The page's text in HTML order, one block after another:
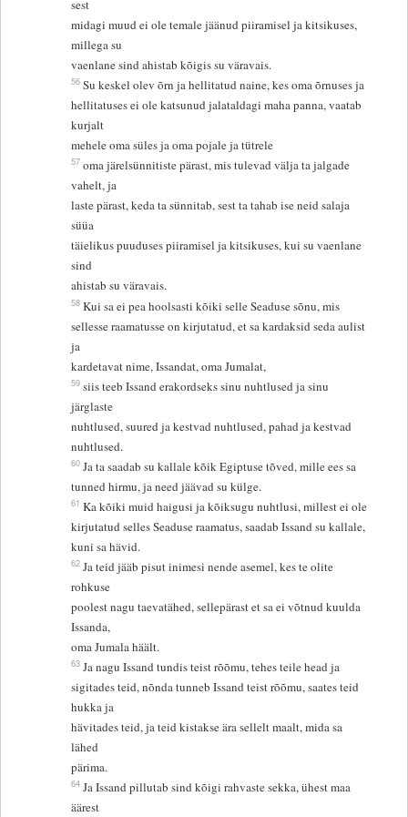
sest
midagi muud ei ole temale jäänud piiramisel ja kitsikuses,
millega su
vaenlane sind ahistab kõigis su väravais.
56 Su keskel olev õrn ja hellitatud naine, kes oma õrnuses ja
hellitatuses ei ole katsunud jalataldagi maha panna, vaatab
kurjalt
mehele oma süles ja oma pojale ja tütrele
57 oma järelsünnitiste pärast, mis tulevad välja ta jalgade
vahelt, ja
laste pärast, keda ta sünnitab, sest ta tahab ise neid salaja
süüa
täielikus puuduses piiramisel ja kitsikuses, kui su vaenlane
sind
ahistab su väravais.
58 Kui sa ei pea hoolsasti kõiki selle Seaduse sõnu, mis
sellesse raamatusse on kirjutatud, et sa kardaksid seda aulist
ja
kardetavat nime, Issandat, oma Jumalat,
59 siis teeb Issand erakordseks sinu nuhtlused ja sinu
järglaste
nuhtlused, suured ja kestvad nuhtlused, pahad ja kestvad
nuhtlused.
60 Ja ta saadab su kallale kõik Egiptuse tõved, mille ees sa
tunned hirmu, ja need jäävad su külge.
61 Ka kõiki muid haigusi ja kõiksugu nuhtlusi, millest ei ole
kirjutatud selles Seaduse raamatus, saadab Issand su kallale,
kuni sa hävid.
62 Ja teid jääb pisut inimesi nende asemel, kes te olite
rohkuse
poolest nagu taevatähed, sellepärast et sa ei võtnud kuulda
Issanda,
oma Jumala häält.
63 Ja nagu Issand tundis teist rõõmu, tehes teile head ja
sigitades teid, nõnda tunneb Issand teist rõõmu, saates teid
hukka ja
hävitades teid, ja teid kistakse ära sellelt maalt, mida sa
lähed
pärima.
64 Ja Issand pillutab sind kõigi rahvaste sekka, ühest maa
äärest